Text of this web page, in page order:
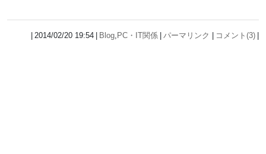
2014/02/20 19:54 Blog, PC・IT関係 パーマリンク コメント(3)